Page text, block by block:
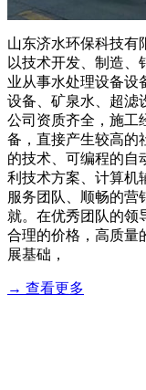
山东济水环保科技有
以技术开发、制造、
业从事水处理设备设
设备、矿泉水、超滤
公司资质齐全，施工
备，直接产生较高的
的技术、可编程的自
利技术方案、计算机
服务团队、顺畅的营
就。在优秀团队的领
合理的价格，高质量
展基础，
→ 查看更多